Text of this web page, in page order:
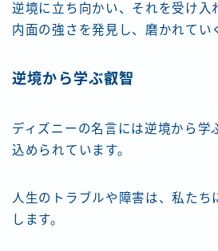
逆境に立ち向かい、それを受け入
内面の強さを発見し、磨かれてい
逆境から学ぶ叡智
ディズニーの名言には逆境から学
込められています。
人生のトラブルや障害は、私たち
します。